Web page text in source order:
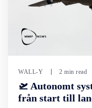
WALL-Y 2 min read
🛫 Autonomt
från start till